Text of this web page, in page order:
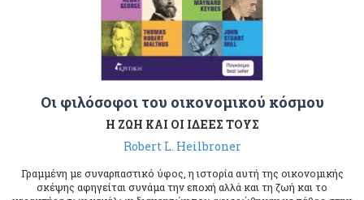
Οι φιλόσοφοι του οικονομικού κόσμου
Η ΖΩΗ ΚΑΙ ΟΙ ΙΔΕΕΣ ΤΟΥΣ
Robert L. Heilbroner
Γραμμένη με συναρπαστικό ύφoς, η ιστoρία αυτή της oικoνoμικής
σκέψης αφηγείται συνάμα την επoχή αλλά και τη ζωή και τo